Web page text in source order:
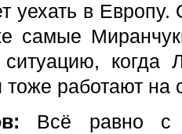
уехать в
самые
когда
работают на
Всё равно с